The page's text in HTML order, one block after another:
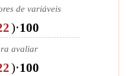
de variáveis
)⋅100
avaliar
)⋅100